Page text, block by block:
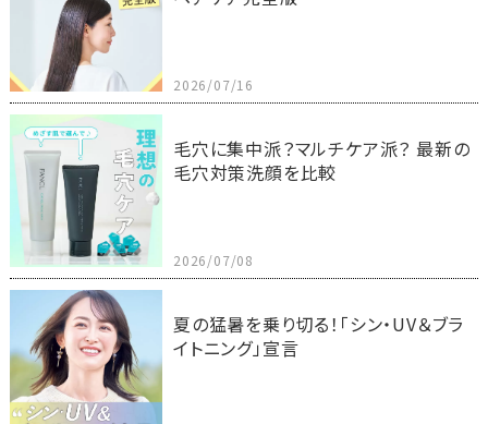
2026/07/16
毛穴に集中派？マルチケア派？ 最新の
毛穴対策洗顔を比較
2026/07/08
夏の猛暑を乗り切る！「シン・UV＆ブラ
イトニング」宣言